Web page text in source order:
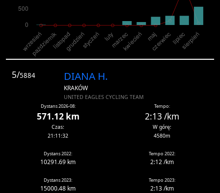
5/5884 DIANA H.
KRAKÓW
UNITED EAGLES CYCLING TEAM
Dystans 2026-08:
571.12 km
Tempo:
2:13 /km
Czas:
21:11:32
W górę:
4580m
Dystans 2022:
10291.69 km
Tempo 2022:
2:12 /km
Dystans 2023:
15000.48 km
Tempo 2023:
2:13 /km